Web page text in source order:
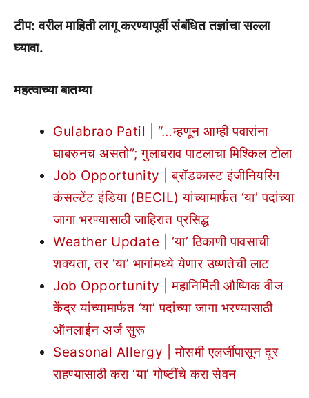
टीप: वरील माहिती लागू करण्यापूर्वी संबंधित तज्ञांचा सल्ला
घ्यावा.
महत्वाच्या बातम्या
Gulabrao Patil | “…म्हणून आम्ही पवारांना
घाबरुनच असतो”; गुलाबराव पाटलाचा मिश्किल टोला
Job Opportunity | ब्रॉडकास्ट इंजीनियरिंग
कंसल्टेंट इंडिया (BECIL) यांच्यामार्फत ‘या’ पदांच्या
जागा भरण्यासाठी जाहिरात प्रसिद्ध
Weather Update | ‘या’ ठिकाणी पावसाची
शक्यता, तर ‘या’ भागांमध्ये येणार उष्णतेची लाट
Job Opportunity | महानिर्मिती औष्णिक वीज
केंद्र यांच्यामार्फत ‘या’ पदांच्या जागा भरण्यासाठी
ऑनलाईन अर्ज सुरू
Seasonal Allergy | मोसमी एलर्जीपासून दूर
राहण्यासाठी करा ‘या’ गोष्टींचे करा सेवन